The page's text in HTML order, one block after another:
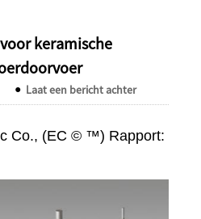
keramische
● Laat een bericht achter
Co., (EC © ™) Rapport: